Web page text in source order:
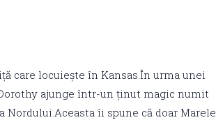
care locuiește în Kansas.În urma unei
ajunge într-un ținut magic numit
Nordului.Aceasta îi spune că doar Marele